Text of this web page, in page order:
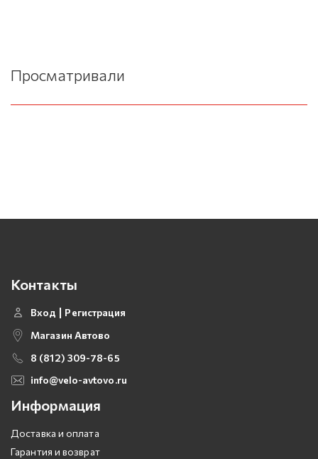
Просматривали
Контакты
Вход
Регистрация
Магазин Автово
8 (812) 309-78-65
info@velo-avtovo.ru
Информация
Доставка и оплата
Гарантия и возврат